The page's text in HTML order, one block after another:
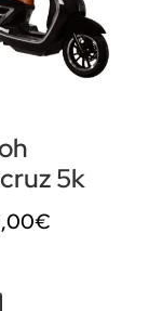
5k
€